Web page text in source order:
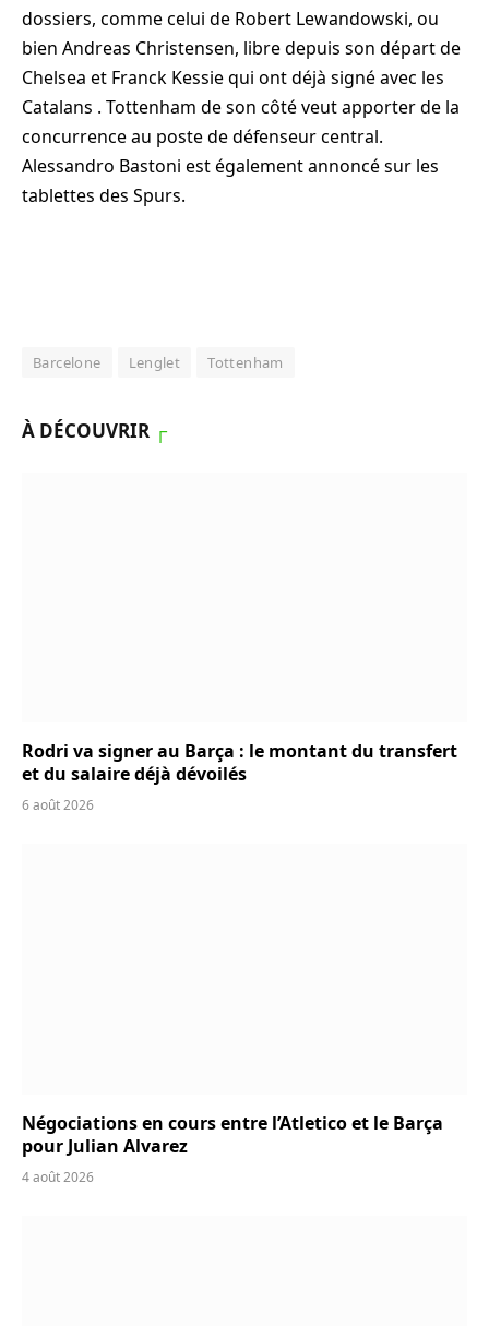
dossiers, comme celui de Robert Lewandowski, ou
bien Andreas Christensen, libre depuis son départ de
Chelsea et Franck Kessie qui ont déjà signé avec les
Catalans . Tottenham de son côté veut apporter de la
concurrence au poste de défenseur central.
Alessandro Bastoni est également annoncé sur les
tablettes des Spurs.
Barcelone Lenglet Tottenham
À DÉCOUVRIR ┌
Rodri va signer au Barça : le montant du transfert
et du salaire déjà dévoilés
6 août 2026
Négociations en cours entre l’Atletico et le Barça
pour Julian Alvarez
4 août 2026